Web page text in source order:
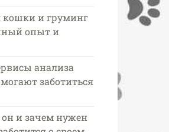
кошки и груминг
опыт и
анализа
заботиться
и зачем нужен